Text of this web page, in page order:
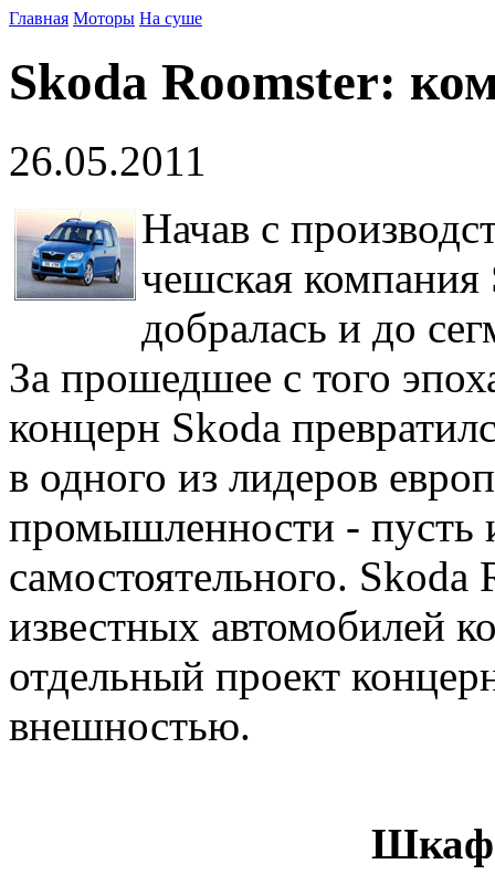
Главная Моторы На суше
Skoda Roomster:
26.05.2011
Начав с
чешская компания
добралась и до
За прошедшее с того
концерн Skoda
в одного из лидеров
промышленности - пусть
самостоятельного.
известных автомобилей
отдельный проект
внешностью.
Шкаф